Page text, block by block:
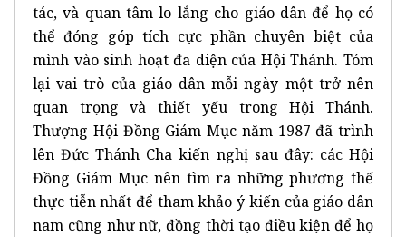
tác, và quan tâm lo lắng cho giáo dân để họ có
thể đóng góp tích cực phần chuyên biệt của
mình vào sinh hoạt đa diện của Hội Thánh. Tóm
lại vai trò của giáo dân mỗi ngày một trở nên
quan trọng và thiết yếu trong Hội Thánh.
Thượng Hội Đồng Giám Mục năm 1987 đã trình
lên Đức Thánh Cha kiến nghị sau đây: các Hội
Đồng Giám Mục nên tìm ra những phương thế
thực tiễn nhất để tham khảo ý kiến của giáo dân
nam cũng như nữ, đồng thời tạo điều kiện để họ